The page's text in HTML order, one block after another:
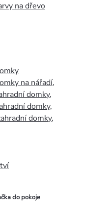
na dřevo
na nářadí,
domky,
domky,
domky,
do pokoje